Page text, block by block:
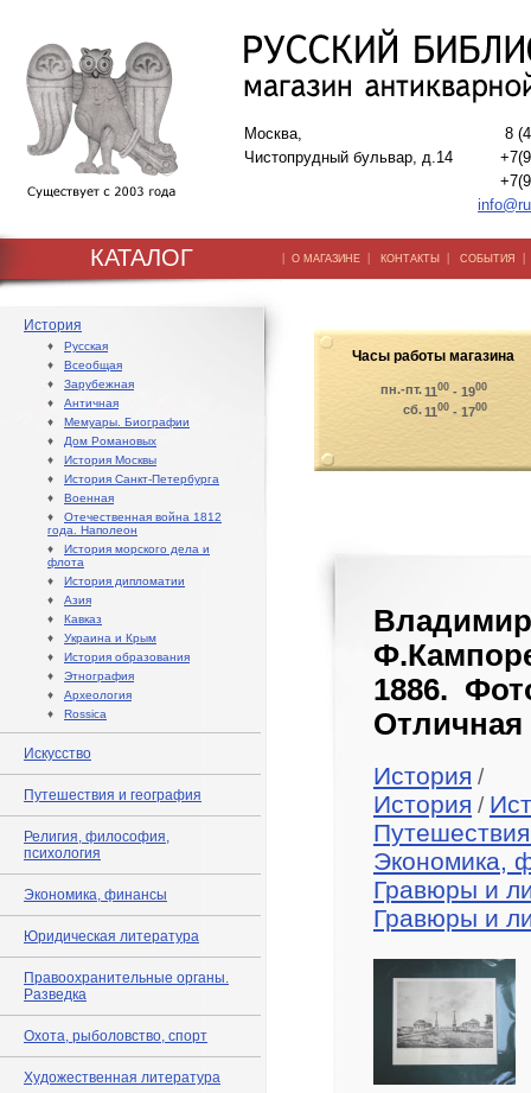
Москва,
Чистопрудный бульвар, д.14
8
КАТАЛОГ | О МАГАЗИНЕ | КОНТАКТЫ | СОБЫТИЯ
История
♦ Русская
♦ Всеобщая
♦ Зарубежная
♦ Античная
♦ Мемуары. Биографии
♦ Дом Романовых
♦ История Москвы
♦ История Санкт-Петербурга
♦ Военная
♦ Отечественная война 1812
года. Наполеон
♦ История морского дела и
флота
♦ История дипломатии
♦ Азия
♦ Кавказ
♦ Украина и Крым
♦ История образования
♦ Этнография
♦ Археология
♦ Rossica
Искусство
Путешествия и география
Религия, философия,
психология
Экономика, финансы
Юридическая литература
Правоохранительные органы.
Разведка
Охота, рыболовство, спорт
Художественная литература
Часы работы магазина
пн.-пт.1100 - 1900
сб.1100 - 1700
1886.
Отличная
История /
История /
Экономика,
Гравюры и
Гравюры и